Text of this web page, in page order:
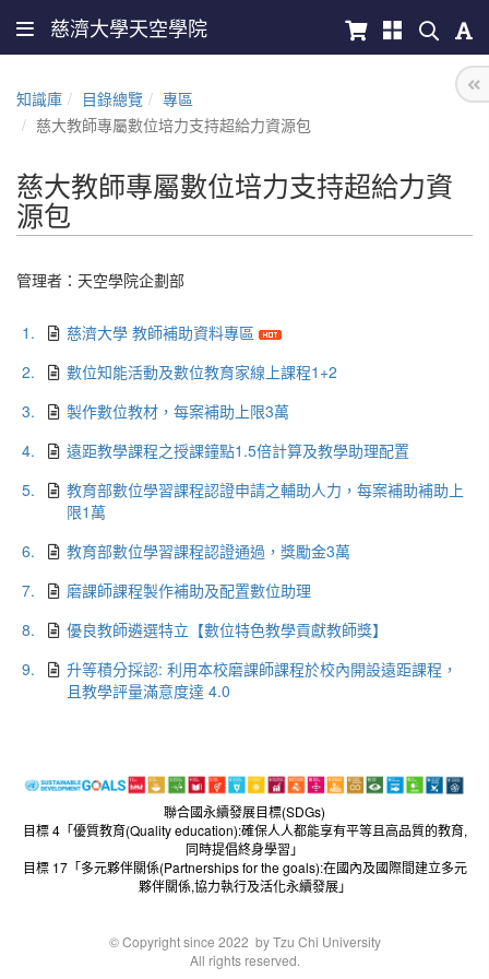
慈濟大學天空學院
知識庫 目錄總覽
專區
慈大教師專屬數位培力支持超給力資源包
慈大教師專屬數位培力支持超給力資
源包
管理者： 天空學院企劃部
1.
慈濟大學 教師補助資料專區
2.
數位知能活動及數位教育家線上課程1+2
3.
製作數位教材，每案補助上限3萬
4.
遠距教學課程之授課鐘點1.5倍計算及教學助理配置
5.
教育部數位學習課程認證申請之輔助人力，每案補助補助上
限1萬
6.
教育部數位學習課程認證通過，獎勵金3萬
7.
磨課師課程製作補助及配置數位助理
8.
優良教師遴選特立【數位特色教學貢獻教師獎】
9.
升等積分採認: 利用本校磨課師課程於校內開設遠距課程，
且教學評量滿意度達 4.0
聯合國永續發展目標(SDGs)
目標 4「優質教育(Quality education):確保人人都能享有平等且高品質的教育,
同時提倡終身學習」
目標 17「多元夥伴關係(Partnerships for the goals):在國內及國際間建立多元
夥伴關係,協力執行及活化永續發展」
© Copyright since 2022 by Tzu Chi University
All rights reserved.